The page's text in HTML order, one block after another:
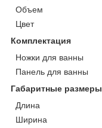
Объем
Цвет
Комплектация
Ножки для ванны
Панель для ванны
Габаритные размеры
Длина
Ширина